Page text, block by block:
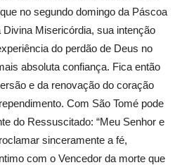
no segundo domingo da Páscoa
Misericórdia, sua intenção
do perdão de Deus no
absoluta confiança. Fica então
e da renovação do coração
Com São Tomé pode
do Ressuscitado: “Meu Senhor e
sinceramente a fé,
com o Vencedor da morte que